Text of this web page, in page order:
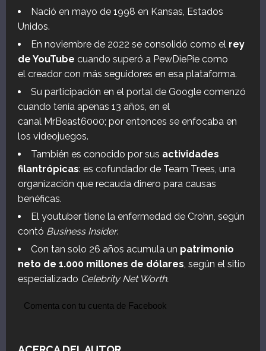
Nació en mayo de 1998 en Kansas, Estados
Unidos.
En noviembre de 2022 se consolidó como el rey
de YouTube cuando superó a PewDiePie como
el creador con más seguidores en esa plataforma.
Su participación en el portal de Google comenzó
cuando tenía apenas 13 años, en el
canal MrBeast6000; por entonces se enfocaba en
los videojuegos.
También es conocido por sus actividades
filantrópicas: es cofundador de Team Trees, una
organización que recauda dinero para causas
benéficas.
El youtuber tiene la enfermedad de Crohn, según
contó Business Insider.
Con tan solo 26 años acumula un patrimonio
neto de 1.000 millones de dólares , según el sitio
especializado Celebrity Net Worth.
Comenta con tu cuenta de Facebook